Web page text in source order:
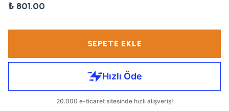
₺ 801.00
SEPETE EKLE